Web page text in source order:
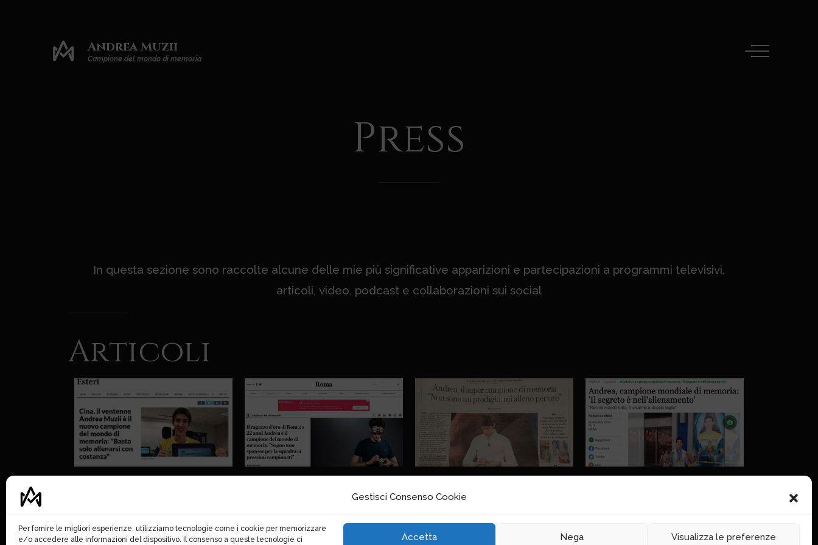
Gestisci Consenso Cookie
Per fornire le migliori esperienze, utilizziamo tecnologie come i cookie per memorizzare
e/o accedere alle informazioni del dispositivo. Il consenso a queste tecnologie ci
Accetta Nega Visualizza le preferenze
Andrea Muzii
Campione del mondo di memoria
Press
In questa sezione sono raccolte alcune delle mie più significative apparizioni e partecipazioni a programmi televisivi,
articoli, video, podcast e collaborazioni sui social
Articoli